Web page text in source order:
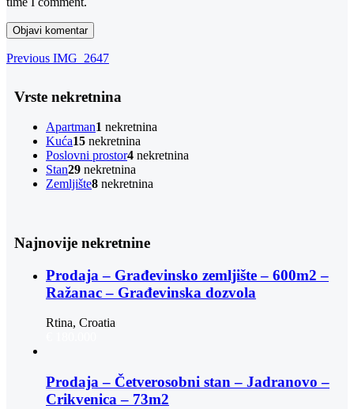
Navigacija
Previous
Previous IMG_2647
Vrste nekretnina
Apartman1 nekretnina
Kuća15 nekretnina
Poslovni prostor4 nekretnina
Stan29 nekretnina
Zemljište8 nekretnina
Najnovije nekretnine
Prodaja – Građevinsko zemljište – 600m2 –
Ražanac – Građevinska dozvola
Rtina, Croatia
Prodaja – Četverosobni stan – Jadranovo –
Crikvenica – 73m2